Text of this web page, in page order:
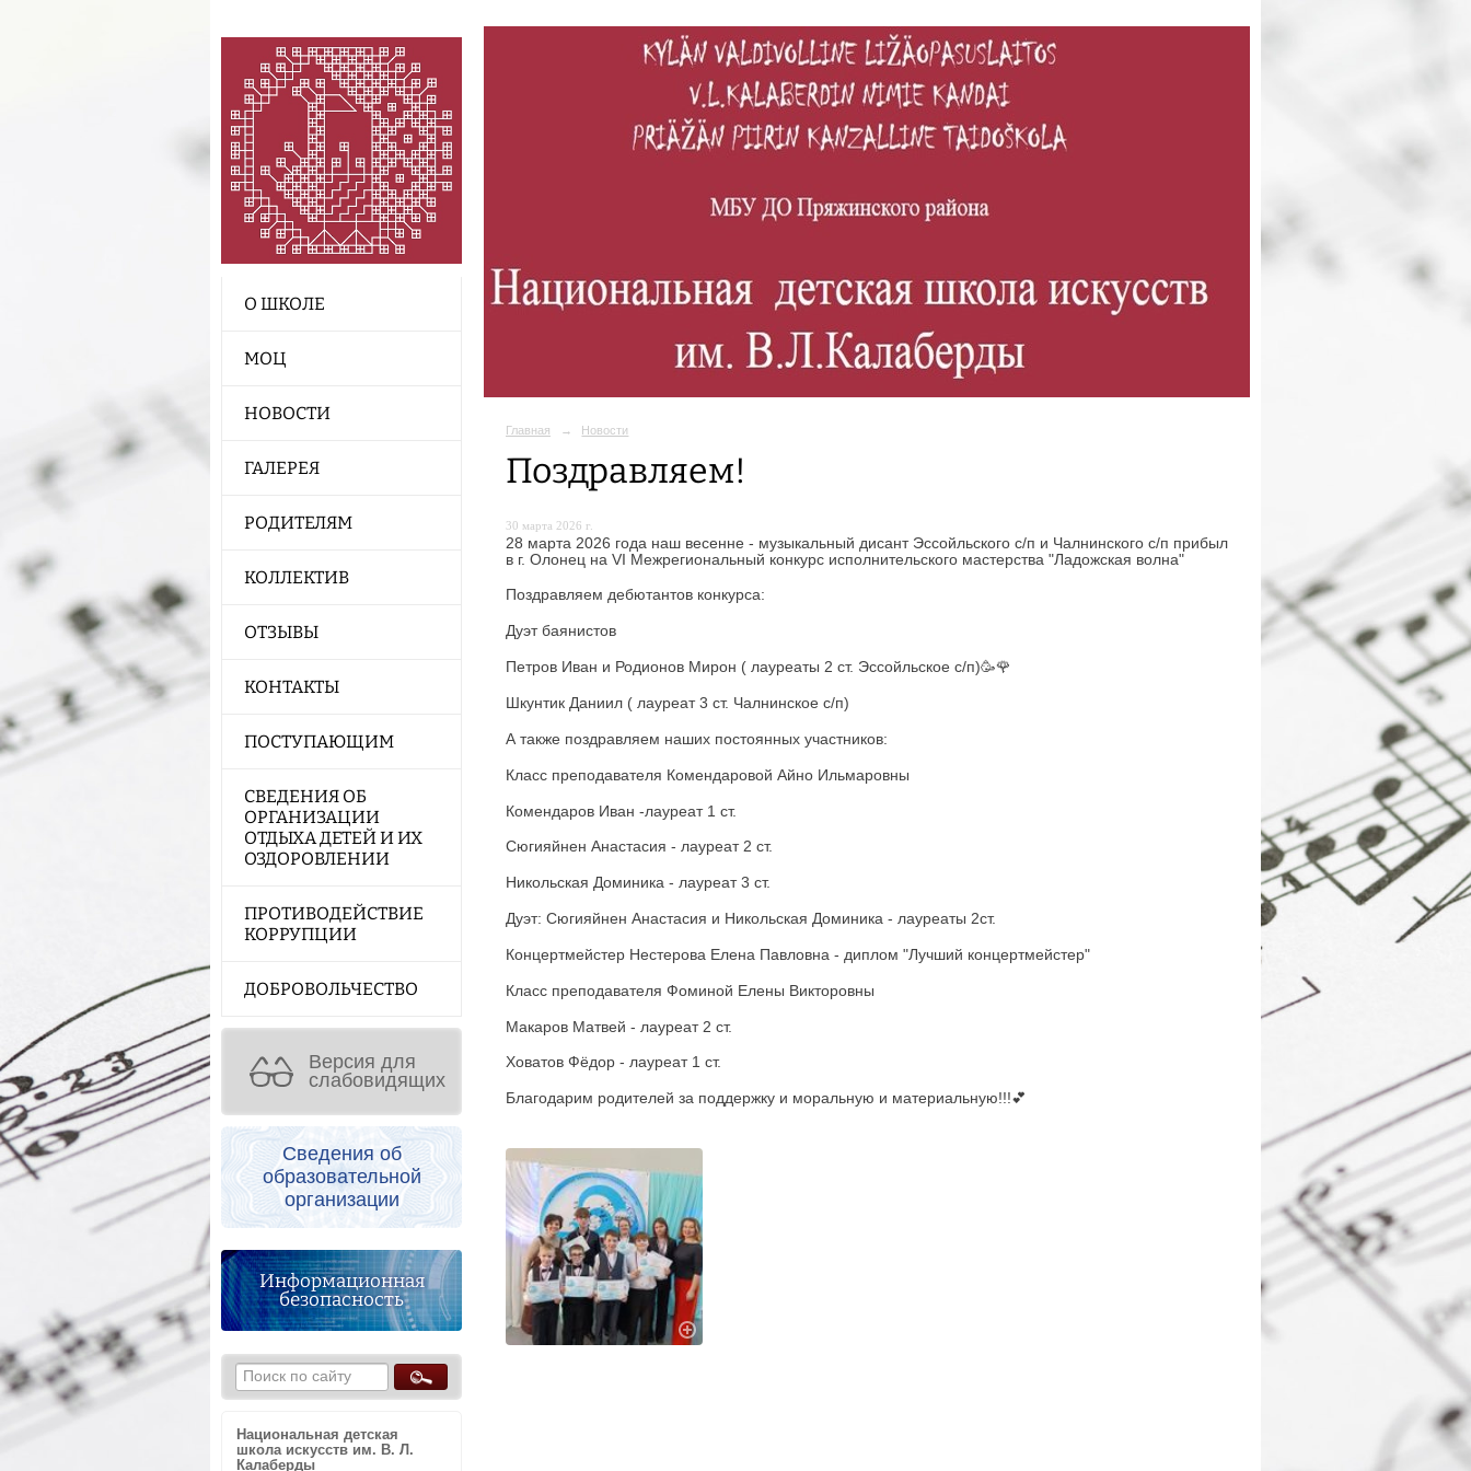
О ШКОЛЕ
МОЦ
НОВОСТИ
ГАЛЕРЕЯ
РОДИТЕЛЯМ
КОЛЛЕКТИВ
ОТЗЫВЫ
КОНТАКТЫ
ПОСТУПАЮЩИМ
СВЕДЕНИЯ ОБ
ОРГАНИЗАЦИИ
ОТДЫХА ДЕТЕЙ И ИХ
ОЗДОРОВЛЕНИИ
ПРОТИВОДЕЙСТВИЕ
КОРРУПЦИИ
ДОБРОВОЛЬЧЕСТВО
Версия для
слабовидящих
Сведения об
образовательной
организации
Информационная
безопасность
Национальная детская
школа искусств им. В. Л.
Калаберды
Главная → Новости
Поздравляем!
30 марта 2026 г.
28 марта 2026 года наш весенне - музыкальный дисант Эссойльского с/п и Чалнинского с/п прибыл
в г. Олонец на VI Межрегиональный конкурс исполнительского мастерства "Ладожская волна"
Поздравляем дебютантов конкурса:
Дуэт баянистов
Петров Иван и Родионов Мирон ( лауреаты 2 ст. Эссойльское с/п)🥳🌹
Шкунтик Даниил ( лауреат 3 ст. Чалнинское с/п)
А также поздравляем наших постоянных участников:
Класс преподавателя Комендаровой Айно Ильмаровны
Комендаров Иван -лауреат 1 ст.
Сюгияйнен Анастасия - лауреат 2 ст.
Никольская Доминика - лауреат 3 ст.
Дуэт: Сюгияйнен Анастасия и Никольская Доминика - лауреаты 2ст.
Концертмейстер Нестерова Елена Павловна - диплом "Лучший концертмейстер"
Класс преподавателя Фоминой Елены Викторовны
Макаров Матвей - лауреат 2 ст.
Ховатов Фёдор - лауреат 1 ст.
Благодарим родителей за поддержку и моральную и материальную!!!💕